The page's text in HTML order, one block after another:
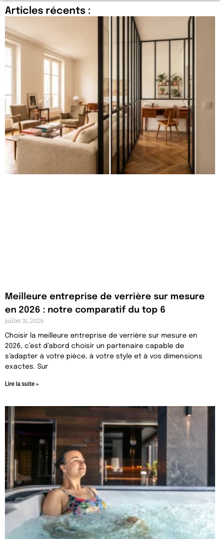
Articles récents :
Meilleure entreprise de verrière sur mesure
en 2026 : notre comparatif du top 6
juillet 31, 2026
Choisir la meilleure entreprise de verrière sur mesure en
2026, c’est d’abord choisir un partenaire capable de
s’adapter à votre pièce, à votre style et à vos dimensions
exactes. Sur
Lire la suite »